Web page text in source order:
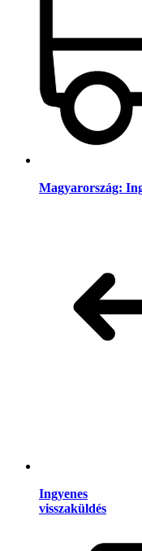
Magyarország:
Ingyenes
visszaküldés